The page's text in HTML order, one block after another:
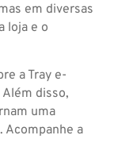
em diversas
loja e o
a Tray e-
disso,
uma
Acompanhe a